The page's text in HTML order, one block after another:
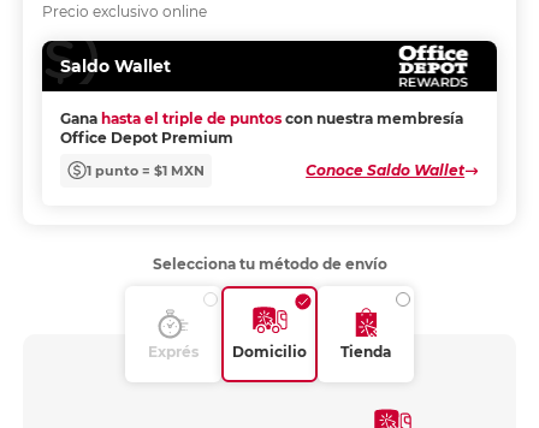
Precio exclusivo online
Saldo Wallet
Gana hasta el triple de puntos con nuestra membresía
Office Depot Premium
1 punto = $1 MXN Conoce Saldo Wallet
Selecciona tu método de envío
Exprés Domicilio Tienda